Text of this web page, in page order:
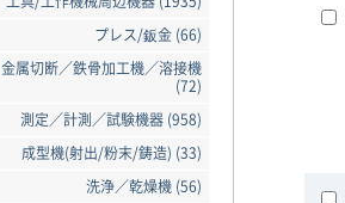
プレス/鈑金 (66)
金属切断／鉄骨加工機／溶接機
(72)
測定／計測／試験機器 (958)
成型機(射出/粉末/鋳造) (33)
洗浄／乾燥機 (56)